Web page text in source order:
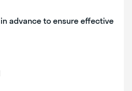
advance to ensure effective